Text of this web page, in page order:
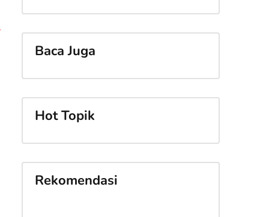
Baca Juga
Hot Topik
Rekomendasi